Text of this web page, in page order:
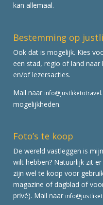
kan allemaal.
Bestemming op
Ook dat is mogelijk. Kies
een stad, regio of land naar
en/of lezersacties.
Mail naar
mogelijkheden.
Foto’s te koop
De wereld vastleggen is
wilt hebben? Natuurlijk zit
zijn wel te koop voor
magazine of dagblad of
privé). Mail naar